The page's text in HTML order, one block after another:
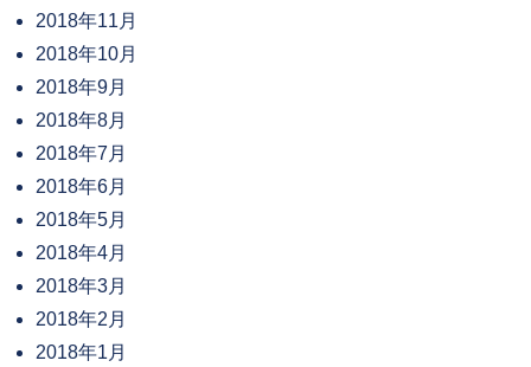
2018年11月
2018年10月
2018年9月
2018年8月
2018年7月
2018年6月
2018年5月
2018年4月
2018年3月
2018年2月
2018年1月